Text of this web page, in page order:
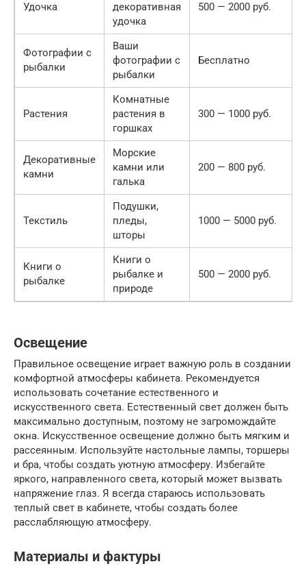
Удочка
декоративная
удочка
500 — 2000 руб.
Фотографии с
рыбалки
Ваши
фотографии с
рыбалки
Бесплатно
Растения
Комнатные
растения в
горшках
300 — 1000 руб.
Декоративные
камни
Морские
камни или
галька
200 — 800 руб.
Текстиль
Подушки,
пледы,
шторы
1000 — 5000 руб.
Книги о
рыбалке
Книги о
рыбалке и
природе
500 — 2000 руб.
Освещение
Правильное освещение играет важную роль в создании
комфортной атмосферы кабинета. Рекомендуется
использовать сочетание естественного и
искусственного света. Естественный свет должен быть
максимально доступным, поэтому не загромождайте
окна. Искусственное освещение должно быть мягким и
рассеянным. Используйте настольные лампы, торшеры
и бра, чтобы создать уютную атмосферу. Избегайте
яркого, направленного света, который может вызвать
напряжение глаз. Я всегда стараюсь использовать
теплый свет в кабинете, чтобы создать более
расслабляющую атмосферу.
Материалы и фактуры